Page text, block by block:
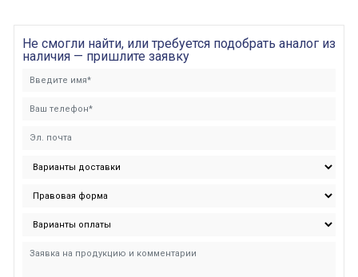
Не смогли найти, или требуется подобрать аналог из
наличия — пришлите заявку